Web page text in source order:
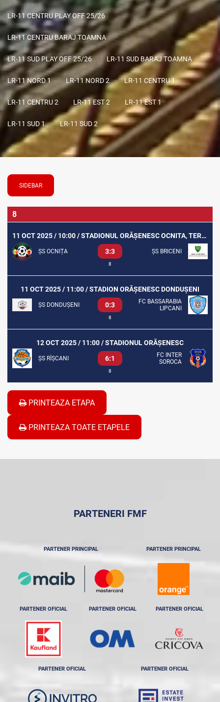
LR-11 CENTRU PLAY OFF 25/26
LR-11 CENTRU BARAJ TOAMNA
LR-11 SUD PLAY OFF 25/26 LR-11 SUD BARAJ TOAMNA
LR-11 NORD 1 LR-11 NORD 2 LR-11 CENTRU 1
LR-11 CENTRU 2 LR-11 EST 2 LR-11 EST 1
LR-11 SUD 1 LR-11 SUD 2
SIDEBAR
8
11 OCT 2025 / 10:00 / STADIONUL ORĂȘENESC OCNITA, TEREN SINTETIC
ȘS OCNIȚA 3:3 ȘS BRICENI
8
11 OCT 2025 / 11:00 / STADION ORĂȘENESC DONDUȘENI
ȘS DONDUȘENI 0:3
FC BASSARABIA
LIPCANI
8
12 OCT 2025 / 11:00 / STADIONUL ORĂȘENESC
ȘS RÎȘCANI 6:1
FC INTER
SOROCA
8
PRINTEAZA ETAPA
PRINTEAZA TOATE ETAPELE
PARTENERI FMF
PARTENER PRINCIPAL PARTENER PRINCIPAL
PARTENER OFICIAL PARTENER OFICIAL PARTENER OFICIAL
PARTENER OFICIAL PARTENER OFICIAL